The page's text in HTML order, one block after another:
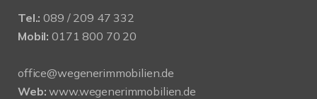
Tel.: 089 / 209 47 332
Mobil: 0171 800 70 20
office@wegenerimmobilien.de
Web: www.wegenerimmobilien.de